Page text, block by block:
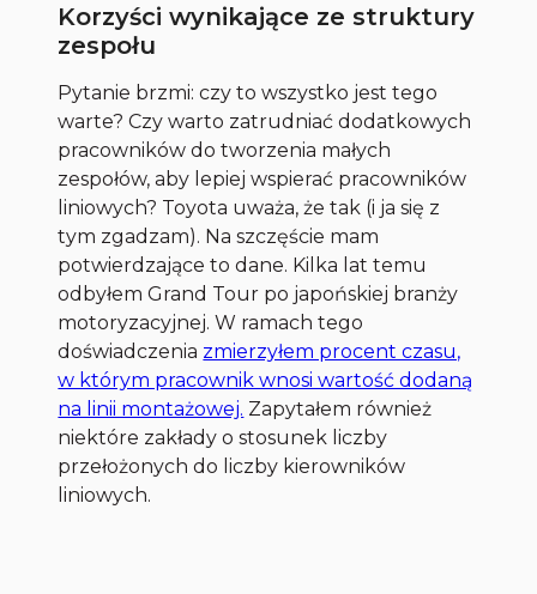
Korzyści wynikające ze struktury
zespołu
Pytanie brzmi: czy to wszystko jest tego
warte? Czy warto zatrudniać dodatkowych
pracowników do tworzenia małych
zespołów, aby lepiej wspierać pracowników
liniowych? Toyota uważa, że tak (i ja się z
tym zgadzam). Na szczęście mam
potwierdzające to dane. Kilka lat temu
odbyłemGrand Tour po japońskiej branży
motoryzacyjnej. W ramach tego
doświadczenia zmierzyłem procent czasu,
w którym pracownik wnosi wartość dodaną
na linii montażowej. Zapytałem również
niektóre zakłady o stosunek liczby
przełożonych do liczby kierowników
liniowych.